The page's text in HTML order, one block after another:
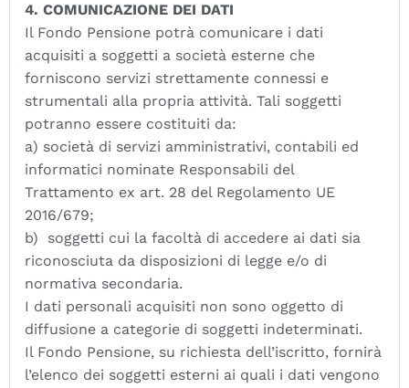
4. COMUNICAZIONE DEI DATI
Il Fondo Pensione potrà comunicare i dati
acquisiti a soggetti a società esterne che
forniscono servizi strettamente connessi e
strumentali alla propria attività. Tali soggetti
potranno essere costituiti da:
a) società di servizi amministrativi, contabili ed
informatici nominate Responsabili del
Trattamento ex art. 28 del Regolamento UE
2016/679;
b) soggetti cui la facoltà di accedere ai dati sia
riconosciuta da disposizioni di legge e/o di
normativa secondaria.
I dati personali acquisiti non sono oggetto di
diffusione a categorie di soggetti indeterminati.
Il Fondo Pensione, su richiesta dell’iscritto, fornirà
l’elenco dei soggetti esterni ai quali i dati vengono